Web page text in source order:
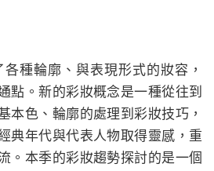
種輪廓、與表現形式的妝容，
點。新的彩妝概念是一種從往到
本色、輪廓的處理到彩妝技巧，
典年代與代表人物取得靈感，重
。本季的彩妝趨勢探討的是一個